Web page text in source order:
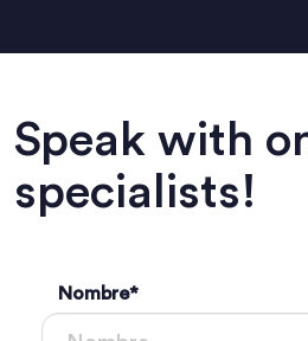
Speak with
specialists!
Nombre*